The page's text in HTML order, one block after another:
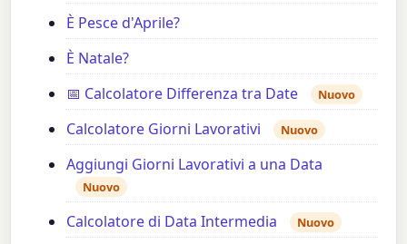
È Pesce d'Aprile?
È Natale?
📅 Calcolatore Differenza tra Date
Nuovo
Calcolatore Giorni Lavorativi Nuovo
Aggiungi Giorni Lavorativi a una Data
Nuovo
Calcolatore di Data Intermedia Nuovo